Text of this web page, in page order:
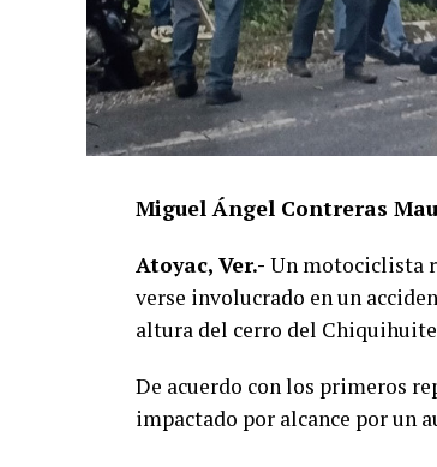
Miguel Ángel Contreras
Atoyac, Ver.- Un motociclista
verse involucrado en un
altura del cerro del
De acuerdo con los primeros
impactado por alcance por un